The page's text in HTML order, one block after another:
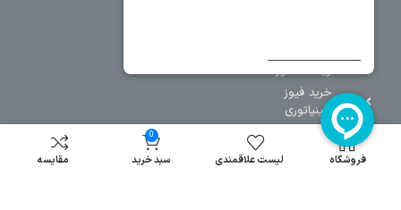
خرید کنتاکتور
خرید فیوز
مینیاتوری
خرید میکرو
فروشگاه لیست علاقمندی
0
سبد خرید مقایسه